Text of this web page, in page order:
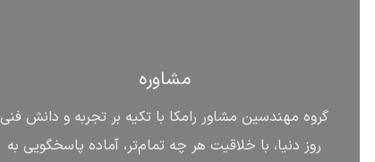
مشاوره
گروه مهندسین مشاور رامکا با تکیه بر تجربه و دانش فنی
روز دنیا، با خلاقیت هر چه تمام‌تر، آماده پاسخگویی به